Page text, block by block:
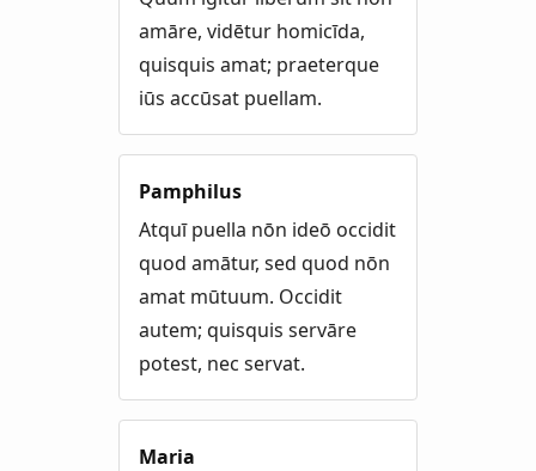
amāre, vidētur homicīda,
quisquis amat; praeterque
iūs accūsat puellam.
Pamphilus
Atquī puella nōn ideō occidit
quod amātur, sed quod nōn
amat mūtuum. Occidit
autem; quisquis servāre
potest, nec servat.
Maria